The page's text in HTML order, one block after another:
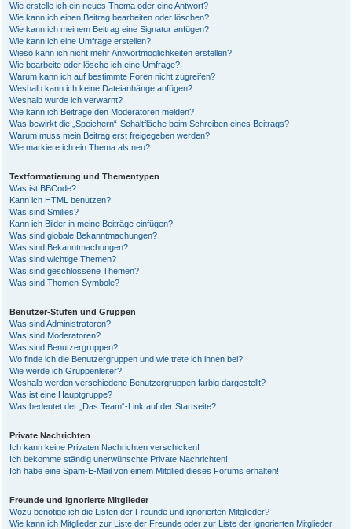
Wie erstelle ich ein neues Thema oder eine Antwort?
Wie kann ich einen Beitrag bearbeiten oder löschen?
Wie kann ich meinem Beitrag eine Signatur anfügen?
Wie kann ich eine Umfrage erstellen?
Wieso kann ich nicht mehr Antwortmöglichkeiten erstellen?
Wie bearbeite oder lösche ich eine Umfrage?
Warum kann ich auf bestimmte Foren nicht zugreifen?
Weshalb kann ich keine Dateianhänge anfügen?
Weshalb wurde ich verwarnt?
Wie kann ich Beiträge den Moderatoren melden?
Was bewirkt die „Speichern“-Schaltfläche beim Schreiben eines Beitrags?
Warum muss mein Beitrag erst freigegeben werden?
Wie markiere ich ein Thema als neu?
Textformatierung und Thementypen
Was ist BBCode?
Kann ich HTML benutzen?
Was sind Smilies?
Kann ich Bilder in meine Beiträge einfügen?
Was sind globale Bekanntmachungen?
Was sind Bekanntmachungen?
Was sind wichtige Themen?
Was sind geschlossene Themen?
Was sind Themen-Symbole?
Benutzer-Stufen und Gruppen
Was sind Administratoren?
Was sind Moderatoren?
Was sind Benutzergruppen?
Wo finde ich die Benutzergruppen und wie trete ich ihnen bei?
Wie werde ich Gruppenleiter?
Weshalb werden verschiedene Benutzergruppen farbig dargestellt?
Was ist eine Hauptgruppe?
Was bedeutet der „Das Team“-Link auf der Startseite?
Private Nachrichten
Ich kann keine Privaten Nachrichten verschicken!
Ich bekomme ständig unerwünschte Private Nachrichten!
Ich habe eine Spam-E-Mail von einem Mitglied dieses Forums erhalten!
Freunde und ignorierte Mitglieder
Wozu benötige ich die Listen der Freunde und ignorierten Mitglieder?
Wie kann ich Mitglieder zur Liste der Freunde oder zur Liste der ignorierten Mitglieder